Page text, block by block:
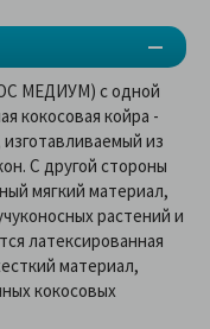
МЕДИУМ) с одной
кокосовая койра -
из
С другой стороны
мягкий материал,
растений и
латексированная
материал,
кокосовых